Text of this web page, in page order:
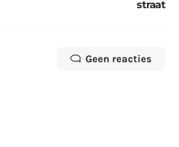
straat
Geen reacties